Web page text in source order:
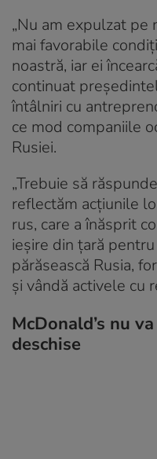
„Nu am expulzat
mai favorabile
noastră, iar ei
continuat
întâlniri cu
ce mod companiile
Rusiei.
„Trebuie să
reflectăm acțiunile
rus, care a înăsprit
ieșire din țară
părăsească Rusia,
și vândă activele cu
McDonald’s nu
deschise